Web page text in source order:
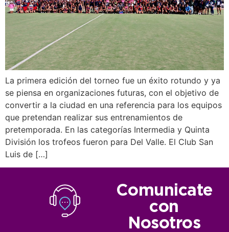
La primera edición del torneo fue un éxito rotundo y ya
se piensa en organizaciones futuras, con el objetivo de
convertir a la ciudad en una referencia para los equipos
que pretendan realizar sus entrenamientos de
pretemporada. En las categorías Intermedia y Quinta
División los trofeos fueron para Del Valle. El Club San
Luis de […]
Comunicate
con
Nosotros